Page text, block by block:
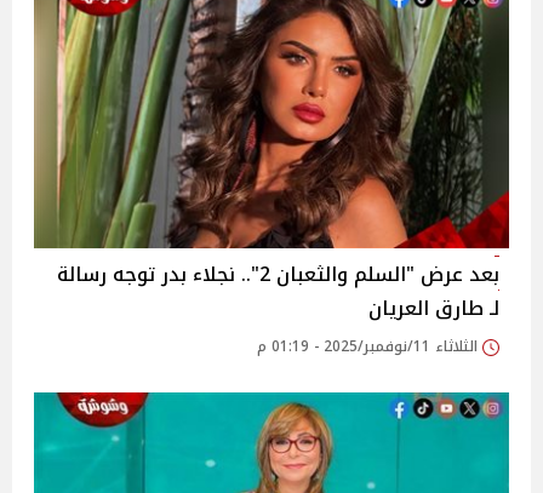
بعد عرض "السلم والثعبان 2".. نجلاء بدر توجه رسالة
لـ طارق العريان
الثلاثاء 11/نوفمبر/2025 - 01:19 م